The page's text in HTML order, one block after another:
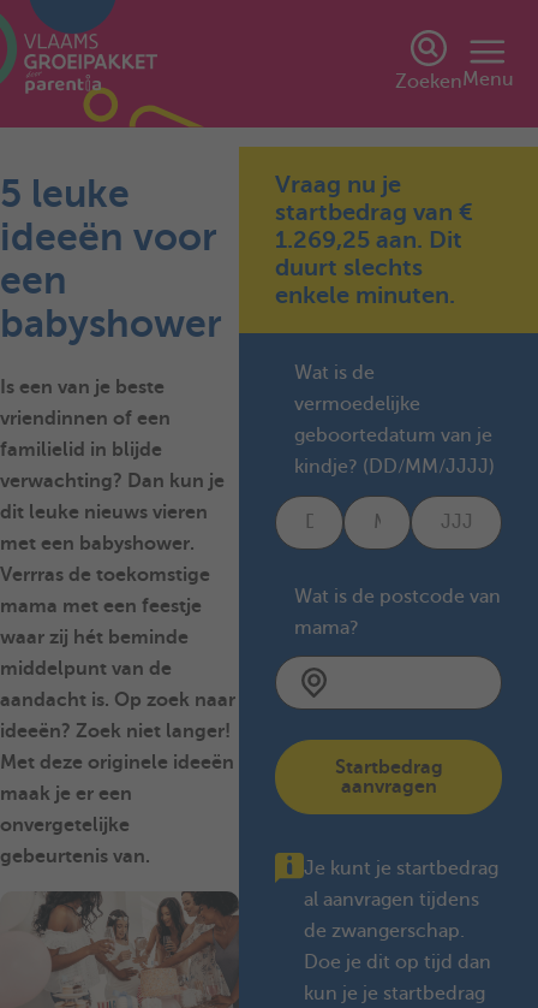
ZoekenMenu
5 leuke
ideeën voor
een
babyshower
Is een van je beste
vriendinnen of een
familielid in blijde
verwachting? Dan kun je
dit leuke nieuws vieren
met een babyshower.
Verrras de toekomstige
mama met een feestje
waar zij hét beminde
middelpunt van de
aandacht is. Op zoek naar
ideeën? Zoek niet langer!
Met deze originele ideeën
maak je er een
onvergetelijke
gebeurtenis van.
Vraag nu je
startbedrag van €
1.269,25 aan. Dit
duurt slechts
enkele minuten.
Wat is de
vermoedelijke
geboortedatum van je
kindje? (DD/MM/JJJJ)
Wat is de postcode van
mama?
Startbedrag
aanvragen
Je kunt je startbedrag
al aanvragen tijdens
de zwangerschap.
Doe je dit op tijd dan
kun je je startbedrag